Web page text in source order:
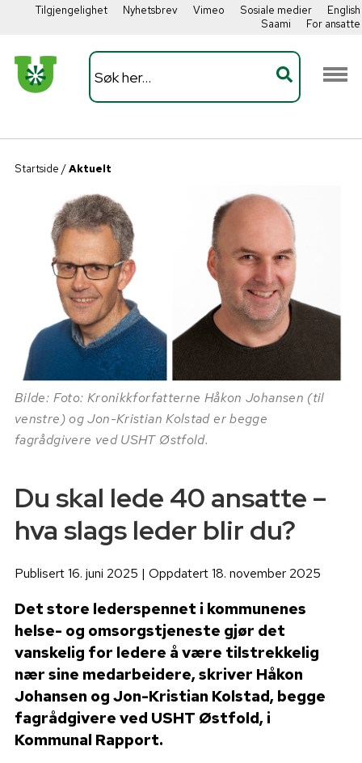
Tilgjengelighet Nyhetsbrev Vimeo Sosiale medier
English
Saami
For ansatte
Startside /Aktuelt
Bilde: Foto: Kronikkforfatterne Håkon Johansen (til
venstre) og Jon-Kristian Kolstad er begge
fagrådgivere ved USHT Østfold.
Du skal lede 40 ansatte –
hva slags leder blir du?
Publisert 16. juni 2025 | Oppdatert 18. november 2025
Det store lederspennet i kommunenes
helse- og omsorgstjeneste gjør det
vanskelig for ledere å være tilstrekkelig
nær sine medarbeidere, skriver Håkon
Johansen og Jon-Kristian Kolstad, begge
fagrådgivere ved USHT Østfold, i
Kommunal Rapport.